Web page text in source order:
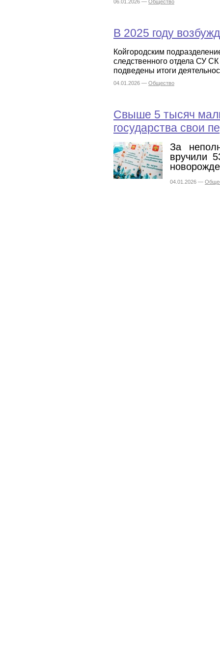
06.01.2026 — Общество
В 2025 году
Койгородским
следственного отдела СУ
подведены итоги
04.01.2026 — Общество
Свыше 5 тысяч
государства свои
За
вручили
04.01.2026 —